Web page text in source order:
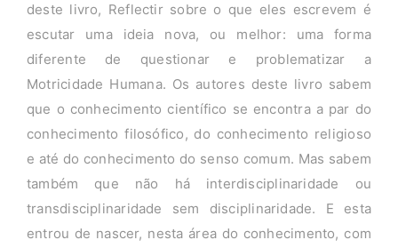
deste livro, Reflectir sobre o que eles escrevem é
escutar uma ideia nova, ou melhor: uma forma
diferente de questionar e problematizar a
Motricidade Humana. Os autores deste livro sabem
que o conhecimento científico se encontra a par do
conhecimento filosófico, do conhecimento religioso
e até do conhecimento do senso comum. Mas sabem
também que não há interdisciplinaridade ou
transdisciplinaridade sem disciplinaridade. E esta
entrou de nascer, nesta área do conhecimento, com